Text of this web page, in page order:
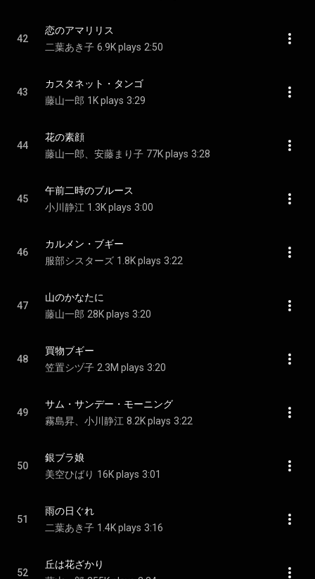
42
恋のアマリリス
二葉あき子 6.9K plays 2:50
43
カスタネット・タンゴ
藤山一郎 1K plays 3:29
44
花の素顔
藤山一郎、安藤まり子 77K plays 3:28
45
午前二時のブルース
小川静江 1.3K plays 3:00
46
カルメン・ブギー
服部シスターズ 1.8K plays 3:22
47
山のかなたに
藤山一郎 28K plays 3:20
48
買物ブギー
笠置シヅ子 2.3M plays 3:20
49
サム・サンデー・モーニング
霧島昇、小川静江 8.2K plays 3:22
50
銀ブラ娘
美空ひばり 16K plays 3:01
51
雨の日ぐれ
二葉あき子 1.4K plays 3:16
52
丘は花ざかり